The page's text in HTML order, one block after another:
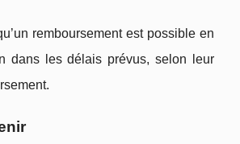
remboursement est possible en
dans les délais prévus, selon leur